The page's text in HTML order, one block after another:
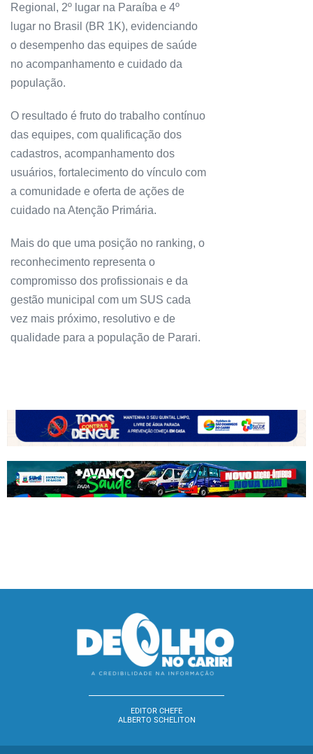
Regional, 2º lugar na Paraíba e 4º
lugar no Brasil (BR 1K), evidenciando
o desempenho das equipes de saúde
no acompanhamento e cuidado da
população.
O resultado é fruto do trabalho contínuo
das equipes, com qualificação dos
cadastros, acompanhamento dos
usuários, fortalecimento do vínculo com
a comunidade e oferta de ações de
cuidado na Atenção Primária.
Mais do que uma posição no ranking, o
reconhecimento representa o
compromisso dos profissionais e da
gestão municipal com um SUS cada
vez mais próximo, resolutivo e de
qualidade para a população de Parari.
EDITOR CHEFE
ALBERTO SCHELITON